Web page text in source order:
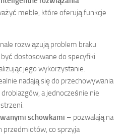
meble, które oferują funkcje
rozwiązują problem braku
dostosowane do specyfiki
jego wykorzystanie.
nadają się do przechowywania
a jednocześnie nie
schowkami – pozwalają na
przedmiotów, co sprzyja